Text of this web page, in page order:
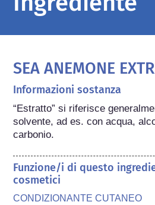
SEA ANEMONE
Informazioni sostanza
“Estratto” si riferisce
solvente, ad es. con acqua,
carbonio.
Funzione/i di questo
cosmetici
CONDIZIONANTE CUTANEO